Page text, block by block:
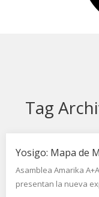
Tag
Yosigo: Mapa de
Asamblea Amarika
presentan la nueva